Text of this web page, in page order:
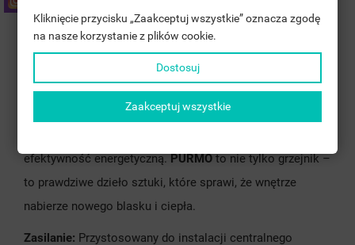
PURMO
doskonale wkomponowuje się w
różnorodne aranżacje wnętrz, dodając im nowoczesności
To niezwykły element, który doda charakteru każdemu
efektywność energetyczną.PURMOto nie tylko grzejnik –
to prawdziwe dzieło sztuki, które sprawi, że wnętrze
nabierze nowego blasku i ciepła.
Zasilanie: Przystosowany do instalacji centralnego
((CANCELTEXT))
((CANCELTEXT)) ((LOGINTEXT))
Kliknięcie przycisku „Zaakceptuj wszystkie” oznacza zgodę
na nasze korzystanie z plików cookie.
Dostosuj
Zaakceptuj wszystkie